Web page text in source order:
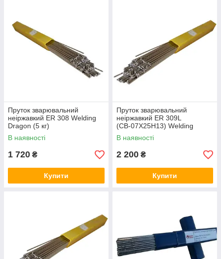
Пруток зварювальний
неіржавкий ER 308 Welding
Dragon (5 кг)
В наявності
1 720 ₴
Купити
Пруток зварювальний
неіржавкий ER 309L
(СВ-07Х25Н13) Welding
Dragon (5 кг) 2
В наявності
2 200 ₴
Купити